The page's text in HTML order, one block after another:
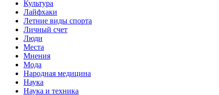
Культура
Лайфхаки
Летние виды спорта
Личный счет
Люди
Места
Мнения
Мода
Народная медицина
Наука
Наука и техника